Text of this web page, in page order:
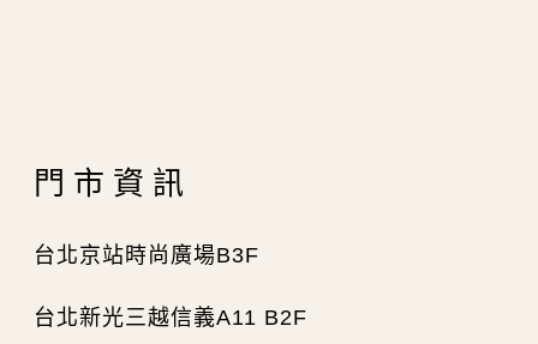
門市資訊
台北京站時尚廣場B3F
台北新光三越信義A11 B2F